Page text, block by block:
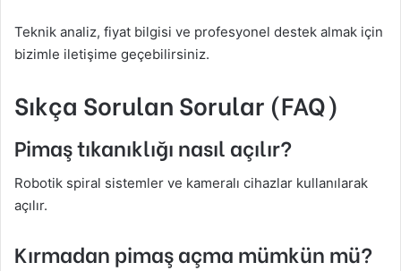
Teknik analiz, fiyat bilgisi ve profesyonel destek almak için
bizimle iletişime geçebilirsiniz.
Sıkça Sorulan Sorular (FAQ)
Pimaş tıkanıklığı nasıl açılır?
Robotik spiral sistemler ve kameralı cihazlar kullanılarak
açılır.
Kırmadan pimaş açma mümkün mü?